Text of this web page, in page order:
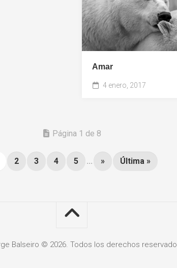
Amar
4 enero, 2017
Página 1 de 8
2 3 4 5 ... » Última »
Balseiro © 2026. Todos los derechos